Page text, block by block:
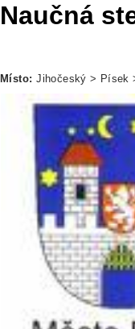
Naučná
Místo: Jihočeský > Písek